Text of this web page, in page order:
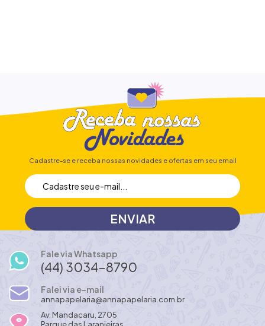
Cadastre-se e receba nossas novidades e ofertas em seu email
Fale via Whatsapp
(44) 3034-8790
Falei via e-mail
annapapelaria@annapapelaria.com.br
Av. Mandacaru, 2705